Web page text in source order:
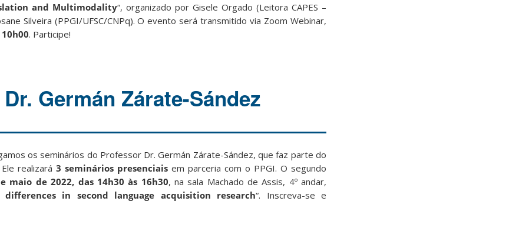
and Multimodality“, organizado por Gisele Orgado (Leitora CAPES –
Silveira (PPGI/UFSC/CNPq). O evento será transmitido via Zoom Webinar,
. Participe!
Germán Zárate-Sández
os seminários do Professor Dr. Germán Zárate-Sández, que faz parte do
realizará 3 seminários presenciais em parceria com o PPGI. O segundo
maio de 2022, das 14h30 às 16h30, na sala Machado de Assis, 4º andar,
in second language acquisition research“. Inscreva-se e